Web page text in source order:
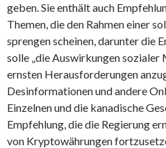
geben. Sie enthält auch
Themen, die den Rahmen einer
sprengen scheinen, darunter die
solle „die Auswirkungen sozialer
ernsten Herausforderungen
Desinformationen und andere
Einzelnen und die kanadische
Empfehlung, die die Regierung
von Kryptowährungen